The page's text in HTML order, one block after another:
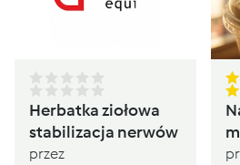
Herbatka ziołowa
stabilizacja nerwów
przez